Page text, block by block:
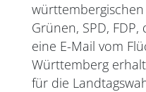
Grünen, SPD,
eine E-Mail vom
Württemberg
für die